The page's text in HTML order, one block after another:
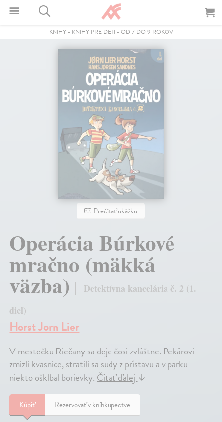
KNIHY- KNIHY PRE DETI - OD 7 DO 9 ROKOV
Prečítať ukážku
Operácia Búrkové
mračno (mäkká
väzba)
Detektívna kancelária č. 2 (1.
diel)
Horst Jorn Lier
V mestečku Riečany sa deje čosi zvláštne. Pekárovi
zmizli kvasnice, stratili sa sudy z prístavu a v parku
niekto ošklbal borievky. Čítať ďalej ↓
Kúpiť Rezervovať v kníhkupectve